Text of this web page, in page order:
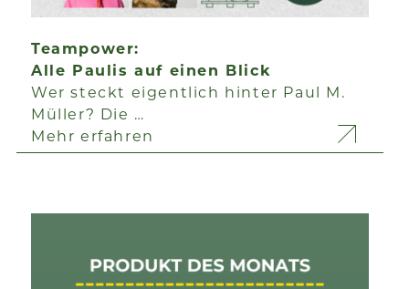
Teampower:
Alle Paulis auf einen Blick
Wer steckt eigentlich hinter Paul M.
Müller? Die …
Mehr erfahren